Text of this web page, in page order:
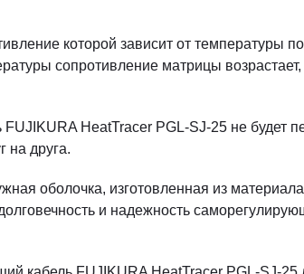
которой зависит от температуры
сопротивление матрицы
HeatTracer PGL-SJ-25 не будет
на друга.
оболочка, изготовленная из
и надежность